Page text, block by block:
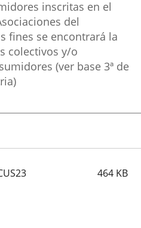
inscritas en el
del
fines se encontrará la
colectivos y/o
(ver base 3ª de
464 KB